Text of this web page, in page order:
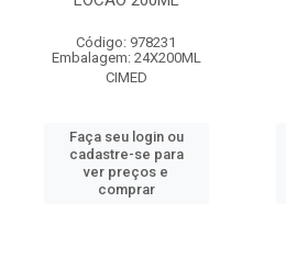
Código: 978231
Embalagem: 24X200ML
CIMED
Faça seu login ou
cadastre-se para
ver preços e
comprar